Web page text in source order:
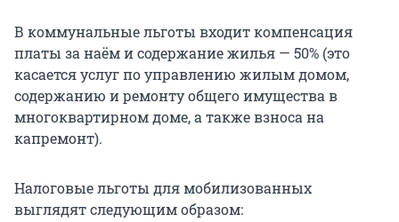
В коммунальные льготы входит компенсация
платы за наём и содержание жилья — 50% (это
касается услуг по управлению жилым домом,
содержанию и ремонту общего имущества в
многоквартирном доме, а также взноса на
капремонт).
Налоговые льготы для мобилизованных
выглядят следующим образом: